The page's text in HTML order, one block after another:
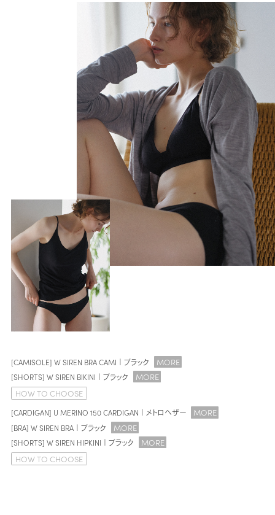
[CAMISOLE] W SIREN BRA CAMI｜ブラック MORE
[SHORTS] W SIREN BIKINI｜ブラック
MORE
HOW TO CHOOSE
[CARDIGAN] U MERINO 150 CARDIGAN｜メトロヘザー MORE
[BRA] W SIREN BRA｜ブラック MORE
[SHORTS] W SIREN HIPKINI｜ブラック
MORE
HOW TO CHOOSE